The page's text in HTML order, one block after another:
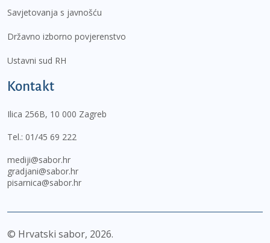
Savjetovanja s javnošću
Državno izborno povjerenstvo
Ustavni sud RH
Kontakt
Ilica 256B, 10 000 Zagreb
Tel.: 01/45 69 222
mediji@sabor.hr
gradjani@sabor.hr
pisarnica@sabor.hr
© Hrvatski sabor, 2026